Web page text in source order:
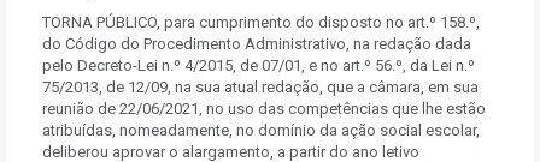
TORNA PÚBLICO, para cumprimento do disposto no art.º 158.º,
do Código do Procedimento Administrativo, na redação dada
pelo Decreto-Lei n.º 4/2015, de 07/01, e no art.º 56.º, da Lei n.º
75/2013, de 12/09, na sua atual redação, que a câmara, em sua
reunião de 22/06/2021, no uso das competências que lhe estão
atribuídas, nomeadamente, no domínio da ação social escolar,
deliberou aprovar o alargamento, a partir do ano letivo